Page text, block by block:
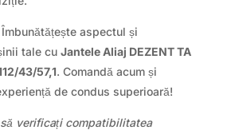
aspectul și
tale cu Jantele Aliaj DEZENT TA
43/57,1. Comandă acum și
de condus superioară!
verificați compatibilitatea